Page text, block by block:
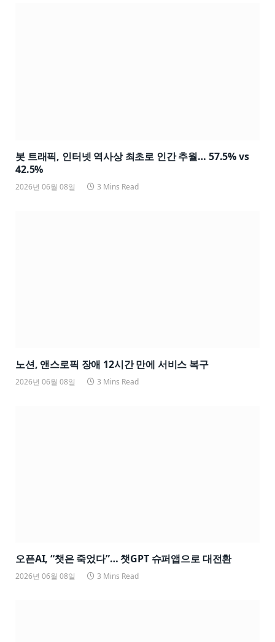
봇 트래픽, 인터넷 역사상 최초로 인간 추월… 57.5% vs
42.5%
2026년 06월 08일 3 Mins Read
노션, 앤스로픽 장애 12시간 만에 서비스 복구
2026년 06월 08일 3 Mins Read
오픈AI, “챗은 죽었다”… 챗GPT 슈퍼앱으로 대전환
2026년 06월 08일 3 Mins Read